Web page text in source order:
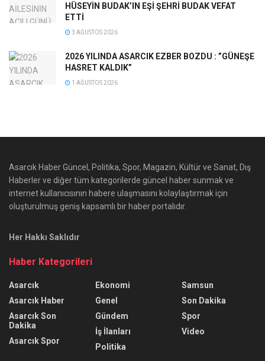
HÜSEYİN BUDAK’IN EŞİ ŞEHRİ BUDAK VEFAT
ETTİ
3 AĞUSTOS 2026
2026 YILINDA ASARCIK EZBER BOZDU : ”GÜNEŞE
HASRET KALDIK”
1 AĞUSTOS 2026
Asarcık Haber Güncel, Politika, Spor, Magazin, Kültür ve Sanat, Dış
Haberler ve diğer tüm kategorilerde güncel haber sunmak ve
internet kullanıcısının habere ulaşmasını kolaylaştırmak için
oluşturulmuş geniş kapsamlı bir haber portalıdır.
Her Hakkı Saklıdır
Haber Kategorileri
Asarcık
Asarcık Haber
Asarcık Son
Dakika
Asarcık Spor
Ekonomi
Genel
Gündem
İş İlanları
Politika
Samsun
Son Dakika
Spor
Video